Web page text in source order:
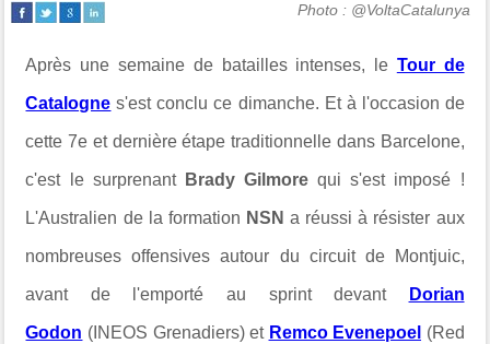
Photo : @VoltaCatalunya
Après une semaine de batailles intenses, le Tour de
Catalogne s'est conclu ce dimanche. Et à l'occasion de
cette 7e et dernière étape traditionnelle dans Barcelone,
c'est le surprenantBrady Gilmorequi s'est imposé !
L'Australien de la formation NSNa réussi à résister aux
nombreuses offensives autour du circuit de Montjuic,
avant de l'emporté au sprint devant Dorian
Godon (INEOS Grenadiers) et Remco Evenepoel (Red